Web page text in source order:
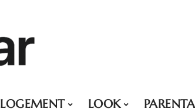
LOGEMENT LOOK